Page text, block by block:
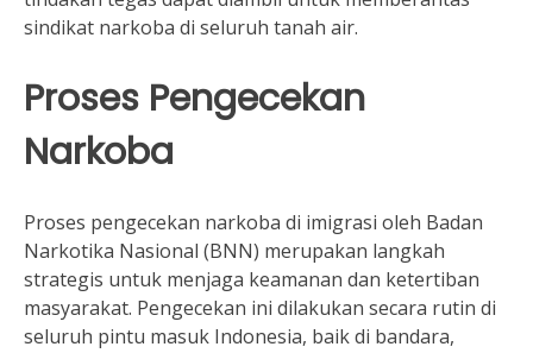
sindikat narkoba di seluruh tanah air.
Proses Pengecekan
Narkoba
Proses pengecekan narkoba di imigrasi oleh Badan
Narkotika Nasional (BNN) merupakan langkah
strategis untuk menjaga keamanan dan ketertiban
masyarakat. Pengecekan ini dilakukan secara rutin di
seluruh pintu masuk Indonesia, baik di bandara,